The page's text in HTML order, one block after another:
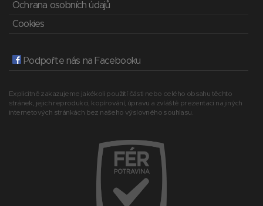
Ochrana osobních údajů
Cookies
Podpořte nás na Facebooku
Explicitně zakazujeme jakékoli použití části nebo celého obsahu těchto
stránek, jejich reprodukci, kopírování, úpravu a zvláště prezentaci na jiných
internetových stránkách bez našeho výslovného souhlasu.